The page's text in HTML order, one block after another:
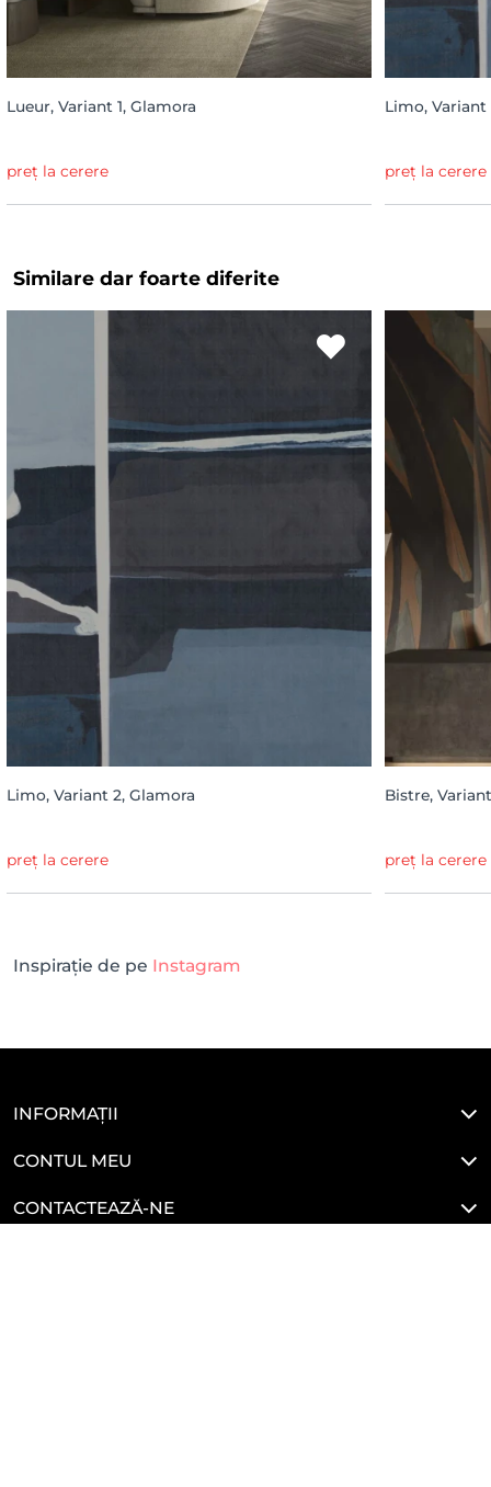
Lueur, Variant 1, Glamora
preț la cerere
Limo, Variant
preț la cerere
Similare dar foarte diferite
Limo, Variant 2, Glamora
preț la cerere
Bistre,
preț la cerere
Inspirație de pe Instagram
INFORMAȚII
CONTUL MEU
CONTACTEAZĂ-NE